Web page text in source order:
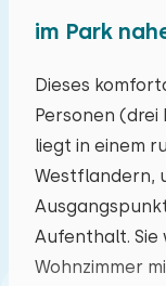
im Park
Dieses
Personen (drei
liegt in einem
Westflandern,
Aufenthalt. Sie
Wohnzimmer
Mo Di
27 28
03 04
10 11